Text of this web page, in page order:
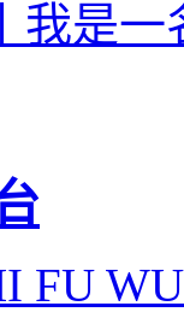
我是
FU